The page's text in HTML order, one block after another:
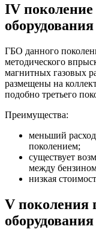
IV поколение
оборудования
ГБО данного
методического
магнитных газовых
размещены на
подобно третьего
Преимущества:
меньший
поколением;
существует
между
низкая
V поколения
оборудования